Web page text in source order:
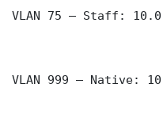
VLAN 75 — Staff:
VLAN 999 — Native: